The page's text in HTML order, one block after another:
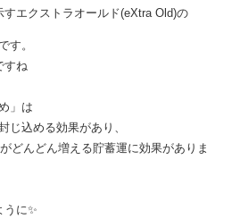
エクストラオールド(eXtra Old)の
す。
すね
」は
じ込める効果があり、
どんどん増える貯蓄運に効果がありま
に✨